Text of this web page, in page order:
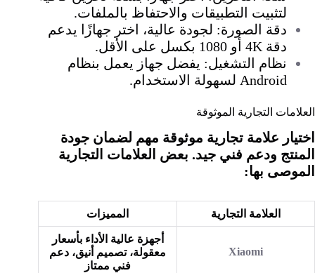
لتثبيت التطبيقات والاحتفاظ بالملفات.
دقة الصورة: لجودة عالية، اختر جهازًا يدعم
دقة 4K أو 1080 بكسل على الأقل.
نظام التشغيل: يفضل جهاز يعمل بنظام
Android لسهولة الاستخدام.
العلامات التجارية الموثوقة
اختيار علامة تجارية موثوقة مهم لضمان جودة
المنتج ودعم فني جيد. بعض العلامات التجارية
الموصى بها:
العلامة التجارية المميزات
Xiaomi
أجهزة عالية الأداء بأسعار
معقولة، تصميم أنيق، دعم
فني ممتاز